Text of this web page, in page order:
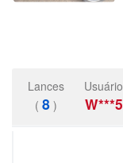
Lances
( 8 )
Usuário
W***5